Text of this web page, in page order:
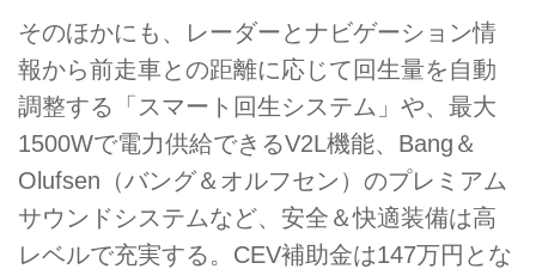
そのほかにも、レーダーとナビゲーション情
報から前走車との距離に応じて回生量を自動
調整する「スマート回生システム」や、最大
1500Wで電力供給できるV2L機能、Bang＆
Olufsen（バング＆オルフセン）のプレミアム
サウンドシステムなど、安全＆快適装備は高
レベルで充実する。CEV補助金は147万円とな